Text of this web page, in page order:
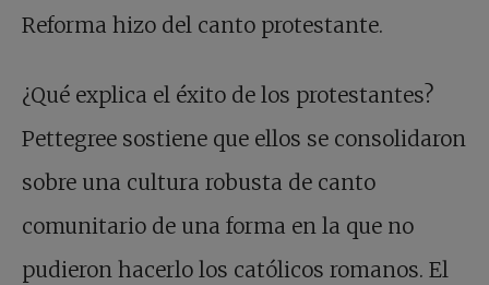
Reforma hizo del canto protestante.
¿Qué explica el éxito de los protestantes?
Pettegree sostiene que ellos se consolidaron
sobre una cultura robusta de canto
comunitario de una forma en la que no
pudieron hacerlo los católicos romanos. El